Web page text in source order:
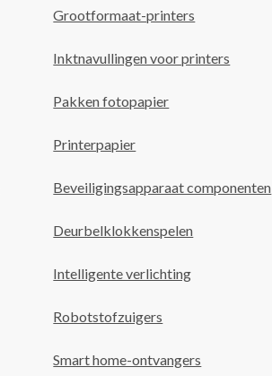
Grootformaat-printers
Inktnavullingen voor printers
Pakken fotopapier
Printerpapier
Beveiligingsapparaat componenten
Deurbelklokkenspelen
Intelligente verlichting
Robotstofzuigers
Smart home-ontvangers